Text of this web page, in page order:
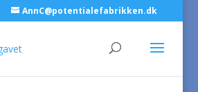
AnnC@potentialefabrikken.dk